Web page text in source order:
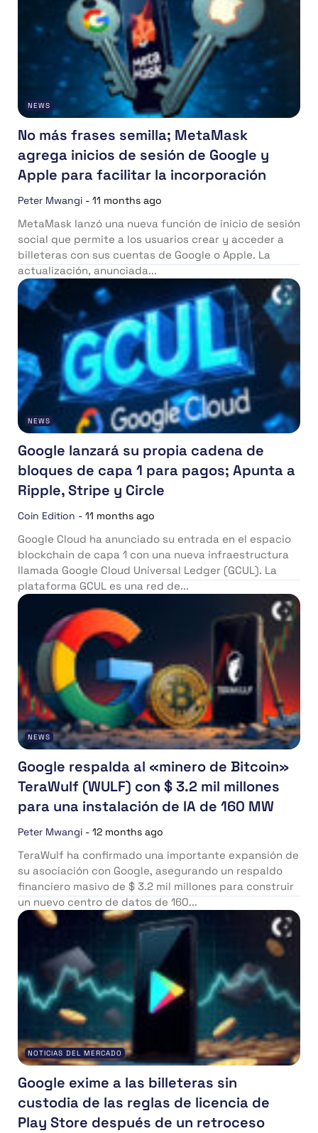
NEWS
No más frases semilla; MetaMask
agrega inicios de sesión de Google y
Apple para facilitar la incorporación
Peter Mwangi - 11 months ago
MetaMask lanzó una nueva función de inicio de sesión
social que permite a los usuarios crear y acceder a
billeteras con sus cuentas de Google o Apple. La
actualización, anunciada...
NEWS
Google lanzará su propia cadena de
bloques de capa 1 para pagos; Apunta a
Ripple, Stripe y Circle
Coin Edition - 11 months ago
Google Cloud ha anunciado su entrada en el espacio
blockchain de capa 1 con una nueva infraestructura
llamada Google Cloud Universal Ledger (GCUL). La
plataforma GCUL es una red de...
NEWS
Google respalda al «minero de Bitcoin»
TeraWulf (WULF) con $ 3.2 mil millones
para una instalación de IA de 160 MW
Peter Mwangi - 12 months ago
TeraWulf ha confirmado una importante expansión de
su asociación con Google, asegurando un respaldo
financiero masivo de $ 3.2 mil millones para construir
un nuevo centro de datos de 160...
NOTICIAS DEL MERCADO
Google exime a las billeteras sin
custodia de las reglas de licencia de
Play Store después de un retroceso